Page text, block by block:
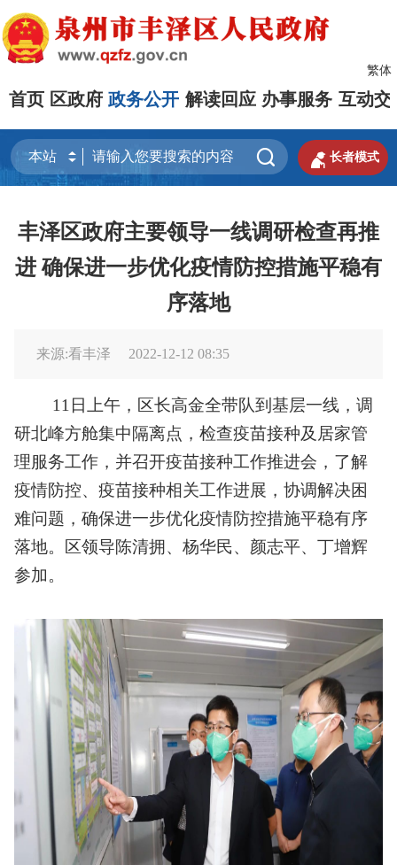
繁体
首页 区政府 政务公开 解读回应 办事服务 互动交
  长者模式
丰泽区政府主要领导一线调研检查再推
进 确保进一步优化疫情防控措施平稳有
序落地
来源:看丰泽 2022-12-12 08:35
11日上午，区长高金全带队到基层一线，调
研北峰方舱集中隔离点，检查疫苗接种及居家管
理服务工作，并召开疫苗接种工作推进会，了解
疫情防控、疫苗接种相关工作进展，协调解决困
难问题，确保进一步优化疫情防控措施平稳有序
落地。区领导陈清拥、杨华民、颜志平、丁增辉
参加。